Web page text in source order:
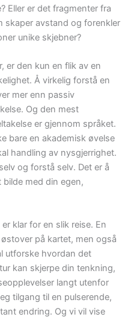
Eller er det fragmenter fra
skaper avstand og forenkler
unike skjebner?
er den kun en flik av en
Å virkelig forstå en
mer enn passiv
Og den mest
er gjennom språket.
bare en akademisk øvelse
handling av nysgjerrighet.
og forstå selv. Det er å
med din egen,
klar for en slik reise. En
på kartet, men også
utforske hvordan det
kan skjerpe din tenkning,
langt utenfor
tilgang til en pulserende,
endring. Og vi vil vise